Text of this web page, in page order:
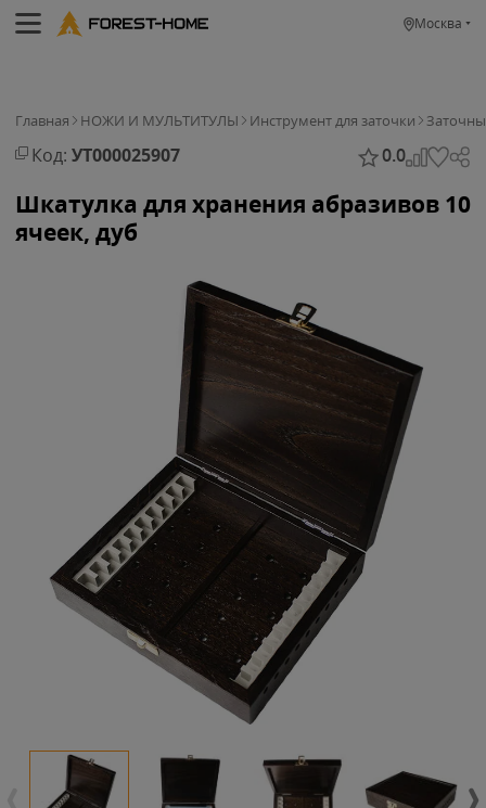
Москва
Главная НОЖИ И МУЛЬТИТУЛЫ Инструмент для заточки
Код: УТ000025907 0.0
Шкатулка для хранения абразивов 10
ячеек, дуб